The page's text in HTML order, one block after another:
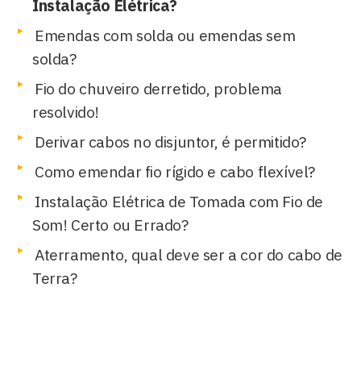
Instalação Elétrica?
Emendas com solda ou emendas sem
solda?
Fio do chuveiro derretido, problema
resolvido!
Derivar cabos no disjuntor, é permitido?
Como emendar fio rígido e cabo flexível?
Instalação Elétrica de Tomada com Fio de
Som! Certo ou Errado?
Aterramento, qual deve ser a cor do cabo de
Terra?